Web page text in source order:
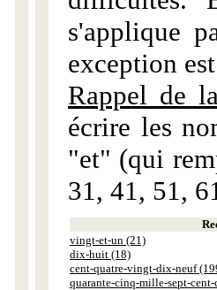
s'applique
exception
Rappel de
écrire les
"et" (qui
31, 41, 51,
vingt-et-un (21)
dix-huit (18)
cent-quatre-vingt-dix-neuf
quarante-cinq-mille-sept-